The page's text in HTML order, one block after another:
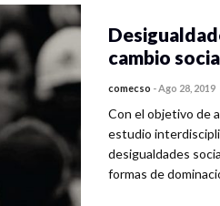
cambio
comecso -Ago 28, 2019
Con el objetivo de
estudio
desigualdades
formas de